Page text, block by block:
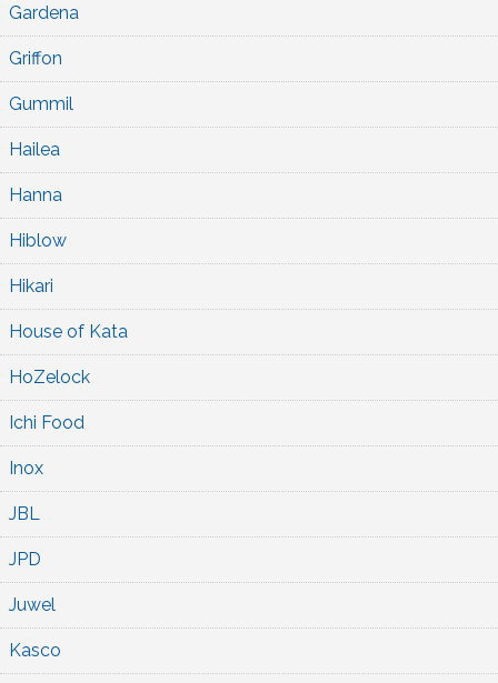
Gardena
Griffon
Gummil
Hailea
Hanna
Hiblow
Hikari
House of Kata
HoZelock
Ichi Food
Inox
JBL
JPD
Juwel
Kasco